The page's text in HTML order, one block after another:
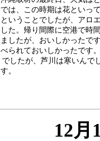
では、この時期は花といっ
ということでしたが、アロ
した。帰り間際に空港で時
ましたが、おいしかったで
べられておいしかったです
でしたが、芦川は寒いんで
12月